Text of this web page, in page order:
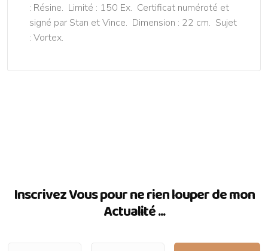
: Résine. Limité : 150 Ex. Certificat numéroté et
signé par Stan et Vince. Dimension : 22 cm. Sujet
: Vortex.
Inscrivez Vous pour ne rien louper de mon
Actualité ...